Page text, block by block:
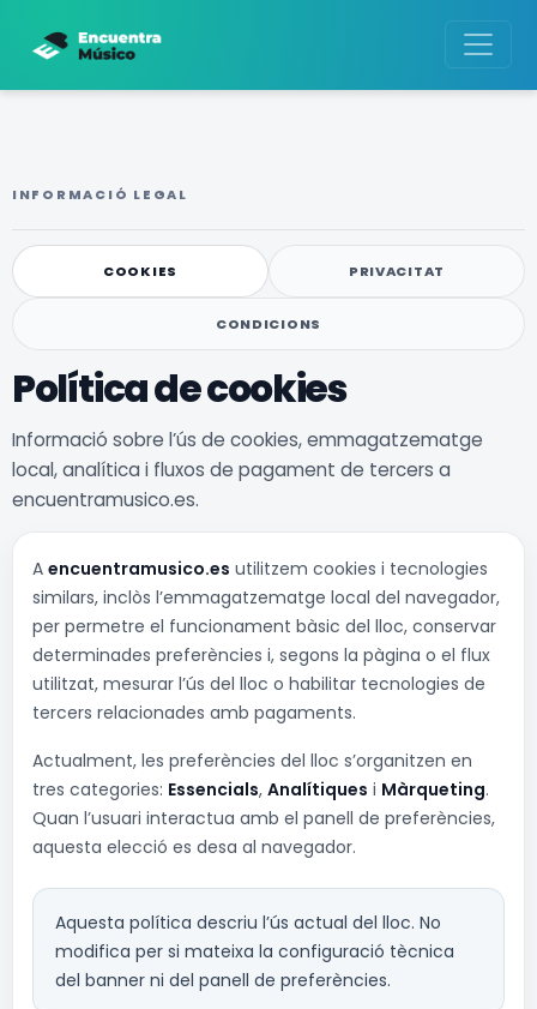
INFORMACIÓ LEGAL
COOKIES PRIVACITAT
CONDICIONS
Política de cookies
Informació sobre l’ús de cookies, emmagatzematge
local, analítica i fluxos de pagament de tercers a
encuentramusico.es.
A encuentramusico.es utilitzem cookies i tecnologies
similars, inclòs l’emmagatzematge local del navegador,
per permetre el funcionament bàsic del lloc, conservar
determinades preferències i, segons la pàgina o el flux
utilitzat, mesurar l’ús del lloc o habilitar tecnologies de
tercers relacionades amb pagaments.
Actualment, les preferències del lloc s’organitzen en
tres categories: Essencials, Analítiques i Màrqueting.
Quan l’usuari interactua amb el panell de preferències,
aquesta elecció es desa al navegador.
Aquesta política descriu l’ús actual del lloc. No
modifica per si mateixa la configuració tècnica
del banner ni del panell de preferències.